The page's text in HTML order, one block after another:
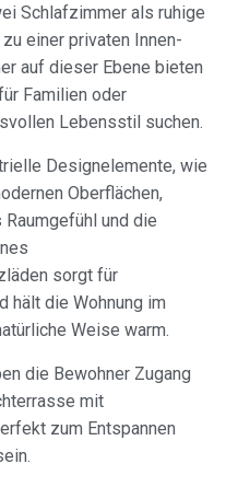
Schlafzimmer als ruhige
einer privaten Innen-
auf dieser Ebene bieten
Familien oder
Lebensstil suchen.
Designelemente, wie
Oberflächen,
und die
sorgt für
hält die Wohnung im
Weise warm.
die Bewohner Zugang
mit
zum Entspannen
und Analyse des
Die durch diese Art
werden
zu messen, um
Benutzer des Dienstes
ermöglichen es uns, die
zu speichern, um
zu verbessern und
Erlebnis zu
um Informationen über
Beobachtung seiner
ihnen können wir
kennen und
des Benutzers